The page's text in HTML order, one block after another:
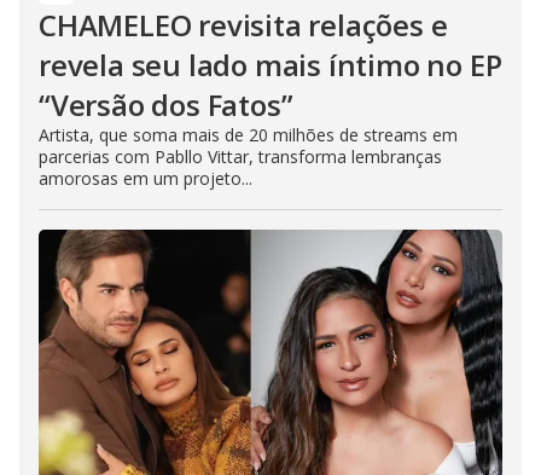
CHAMELEO revisita relações e
revela seu lado mais íntimo no EP
“Versão dos Fatos”
Artista, que soma mais de 20 milhões de streams em
parcerias com Pabllo Vittar, transforma lembranças
amorosas em um projeto...